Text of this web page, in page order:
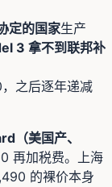
定的国家生产
3 拿不到联邦补
之后逐年递减
（美国产、
再加税费。上海
的裸价本身